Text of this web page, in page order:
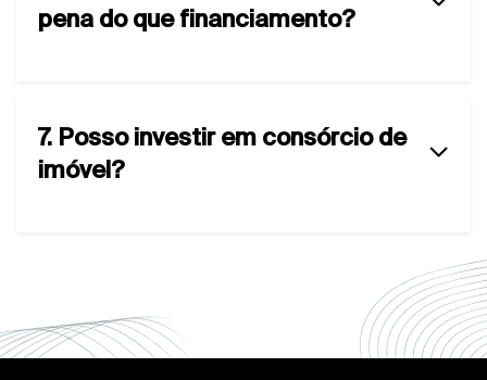
pena do que financiamento?
7. Posso investir em consórcio de
imóvel?